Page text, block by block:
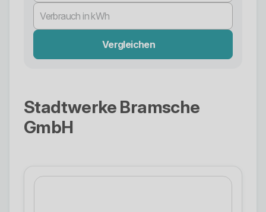
Vergleichen
Stadtwerke Bramsche
GmbH